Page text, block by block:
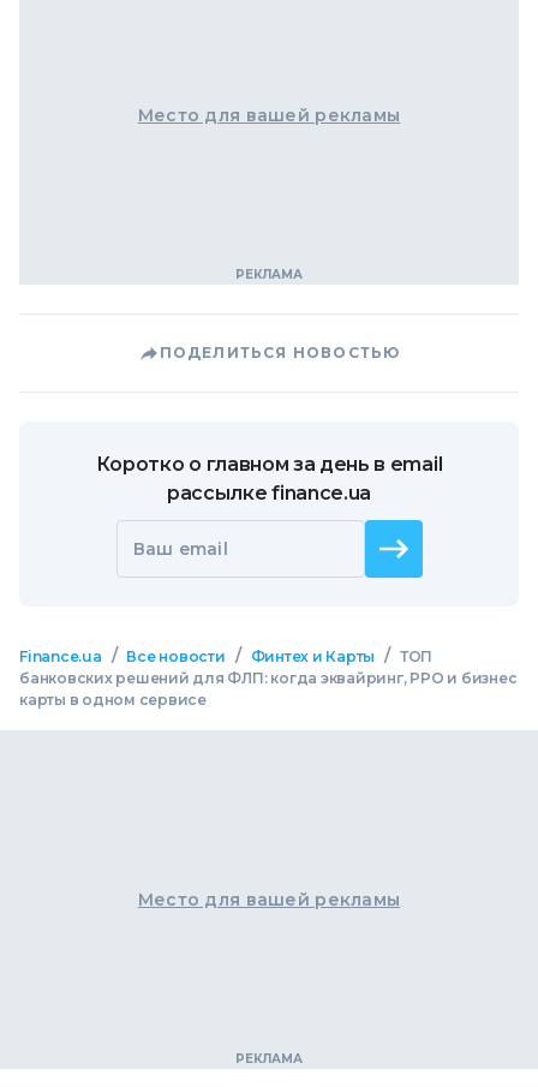
Место для вашей рекламы
ПОДЕЛИТЬСЯ НОВОСТЬЮ
Коротко о главном за день в email
рассылке finance.ua
Ваш email
Finance.ua / Все новости / Финтех и Карты / ТОП
банковских решений для ФЛП: когда эквайринг, РРО и бизнес
карты в одном сервисе
Место для вашей рекламы